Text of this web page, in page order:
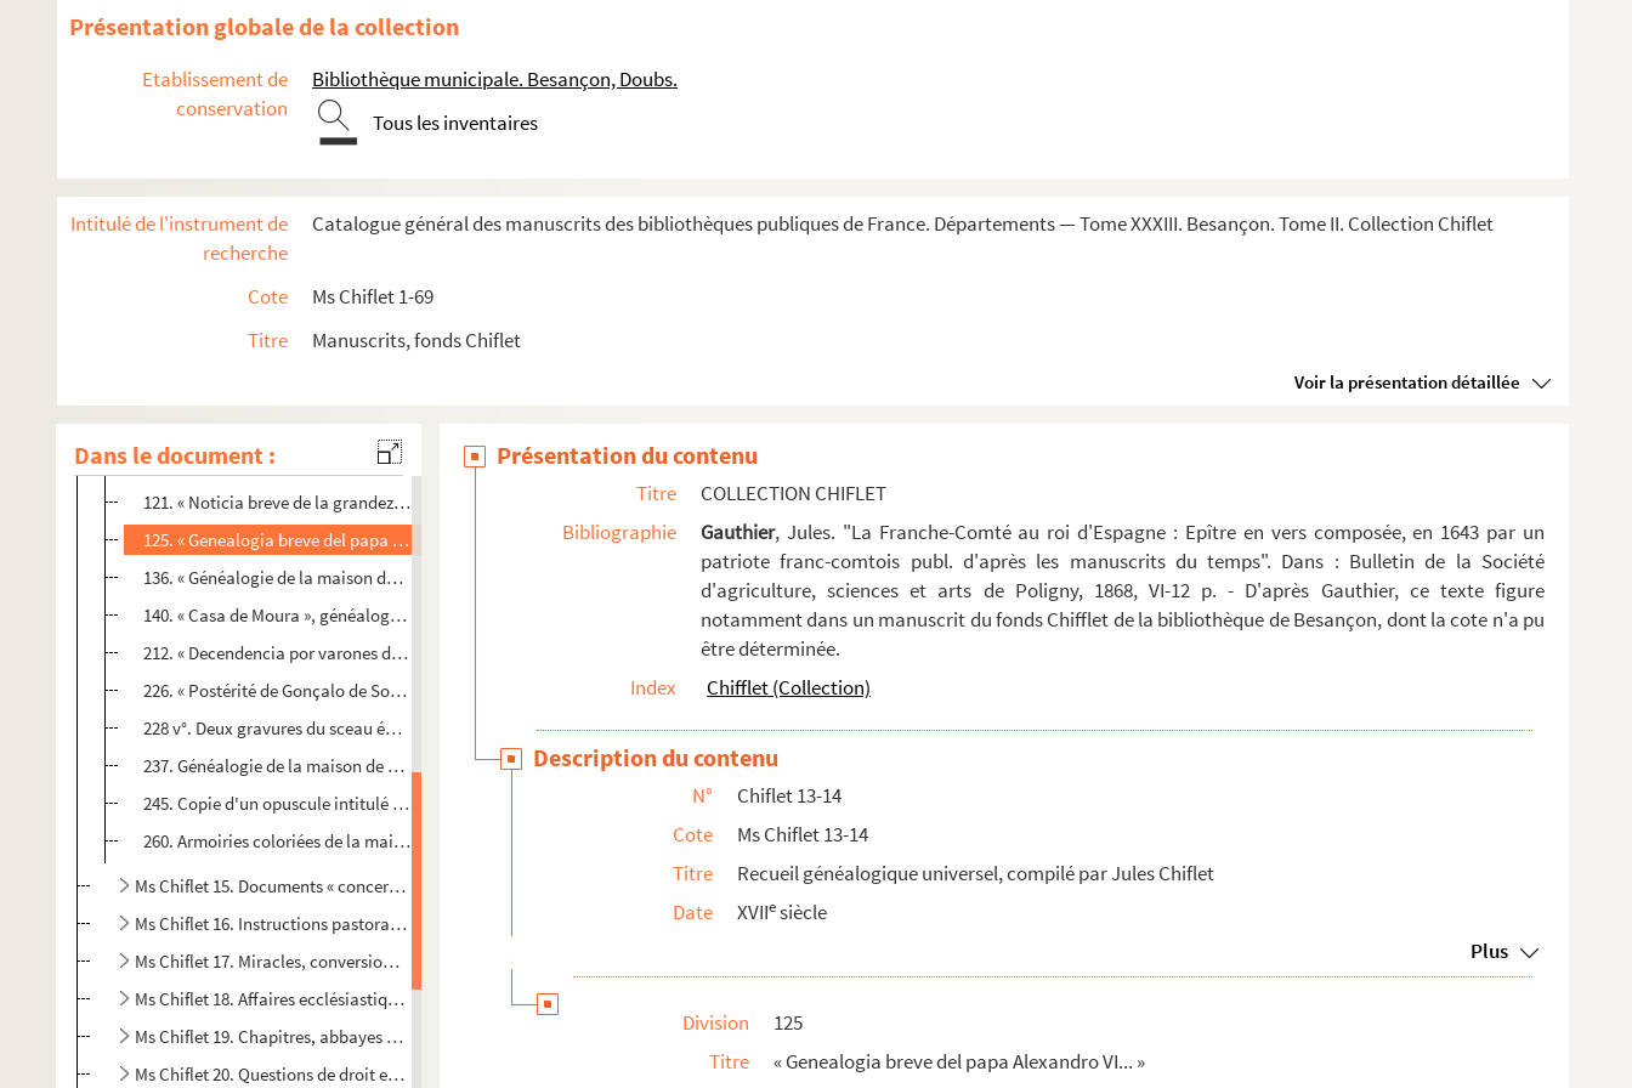
Présentation globale de la collection
Etablissement de
conservation
Bibliothèque municipale. Besançon, Doubs.
Tous les inventaires
Intitulé de l'instrument de
recherche
Catalogue général des manuscrits des bibliothèques publiques de France. Départements — Tome XXXIII. Besançon. Tome II. Collection Chiflet
Cote
Ms Chiflet 1-69
Titre
Manuscrits, fonds Chiflet
Voir la présentation détaillée
Dans le document :
406 v°. Article généalogique de Jules Chiflet sur la famille bourguignonne Hugonet
409 v°. Article généalogique de Jules Chiflet sur la famille bourguignonne Bregille
412. Article généalogique de Jules Chiflet sur la famille bourguignonne Boisot
I. « Table alphabétique des surnoms des familles rapportées en ce volume, ou en tout, ou en partie » me...
27. « Généalogie de très noble et vertueux seigneur, monseigneur Antoine de Lalaing... »
58. Mémoire généalogique, en langue latine, sur la maison de Schwartzenberg, (signé :) Brandis et daté d...
103. Ascendance de Béatrix de Cusance, la belle et célèbre « femme de campagne » du duc Charles de Lorrai...
121. « Noticia breve de la grandeza de los duques de Guastala, de la casa Gonzaga y rama de la de Mantua ...
125. « Genealogia breve del papa Alexandro VI... »
136. « Généalogie de la maison de Braquemont, laquelle est originaire de Normandie »
140. « Casa de Moura », généalogie dressée par Jules Chiflet
212. « Decendencia por varones del Infante D. Juan de Portugal. N. B. J'avois, écrit Jules Chiflet, tiré ...
226. « Postérité de Gonçalo de Sousa... », généalogie dressée par Jules Chiflet
228 v°. Deux gravures du sceau équestre et du contre-sceau de René II, duc de Lorraine
237. Généalogie de la maison de Robles
245. Copie d'un opuscule intitulé : « Melita a Turcis obsessa et Roblesiorum virtute liberata, anno M. D....
260. Armoiries coloriées de la maison de Robles
Ms Chiflet 15. Documents « concernant l'Église et la cité de Besançon »
Ms Chiflet 16. Instructions pastorales, placards de dévotion et notices édifiantes : recueil de pièces imprimées po...
Ms Chiflet 17. Miracles, conversions et hérésies au XVII
Ms Chiflet 18. Affaires ecclésiastiques en Franche-Comté, aux Pays-Bas et en Espagne
Ms Chiflet 19. Chapitres, abbayes et prieurés de Franche-Comté
Ms Chiflet 20. Questions de droit ecclésiastique : recueil de pièces formé par Jean-Jacques Chiflet
Présentation du contenu
Titre
COLLECTION CHIFLET
Bibliographie
Gauthier, Jules. "La Franche-Comté au roi d'Espagne : Epître en vers composée, en 1643 par un
patriote franc-comtois publ. d'après les manuscrits du temps". Dans : Bulletin de la Société
d'agriculture, sciences et arts de Poligny, 1868, VI-12 p. - D'après Gauthier, ce texte figure
notamment dans un manuscrit du fonds Chifflet de la bibliothèque de Besançon, dont la cote n'a pu
être déterminée.
Index
Chifflet (Collection)
Description du contenu
N°
Chiflet 13-14
Cote
Ms Chiflet 13-14
Titre
Recueil généalogique universel, compilé par Jules Chiflet
Date
XVIIesiècle
Plus
Division
125
Titre
« Genealogia breve del papa Alexandro VI... »